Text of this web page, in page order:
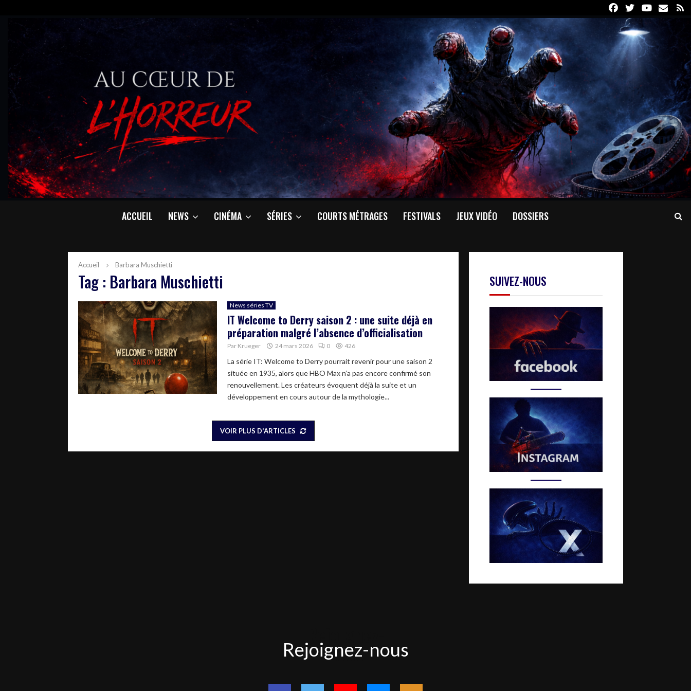
FacebookTwitterYoutube
Email
ACCUEIL NEWS CINÉMA SÉRIES COURTS MÉTRAGES FESTIVALS JEUX VIDÉO DOSSIERS
Accueil Barbara Muschietti
Tag : Barbara Muschietti
News séries TV
IT Welcome to Derry saison 2 : une suite déjà en
préparation malgré l’absence d’officialisation
Par Krueger 24 mars 2026 0 426
La série IT: Welcome to Derry pourrait revenir pour une saison 2
située en 1935, alors que HBO Max n’a pas encore confirmé son
renouvellement. Les créateurs évoquent déjà la suite et un
développement en cours autour de la mythologie...
VOIR PLUS D'ARTICLES
SUIVEZ-NOUS
nous
Rejoignez-nous